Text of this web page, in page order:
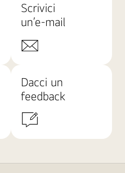
Scrivici
un’e-mail
Dacci un
feedback